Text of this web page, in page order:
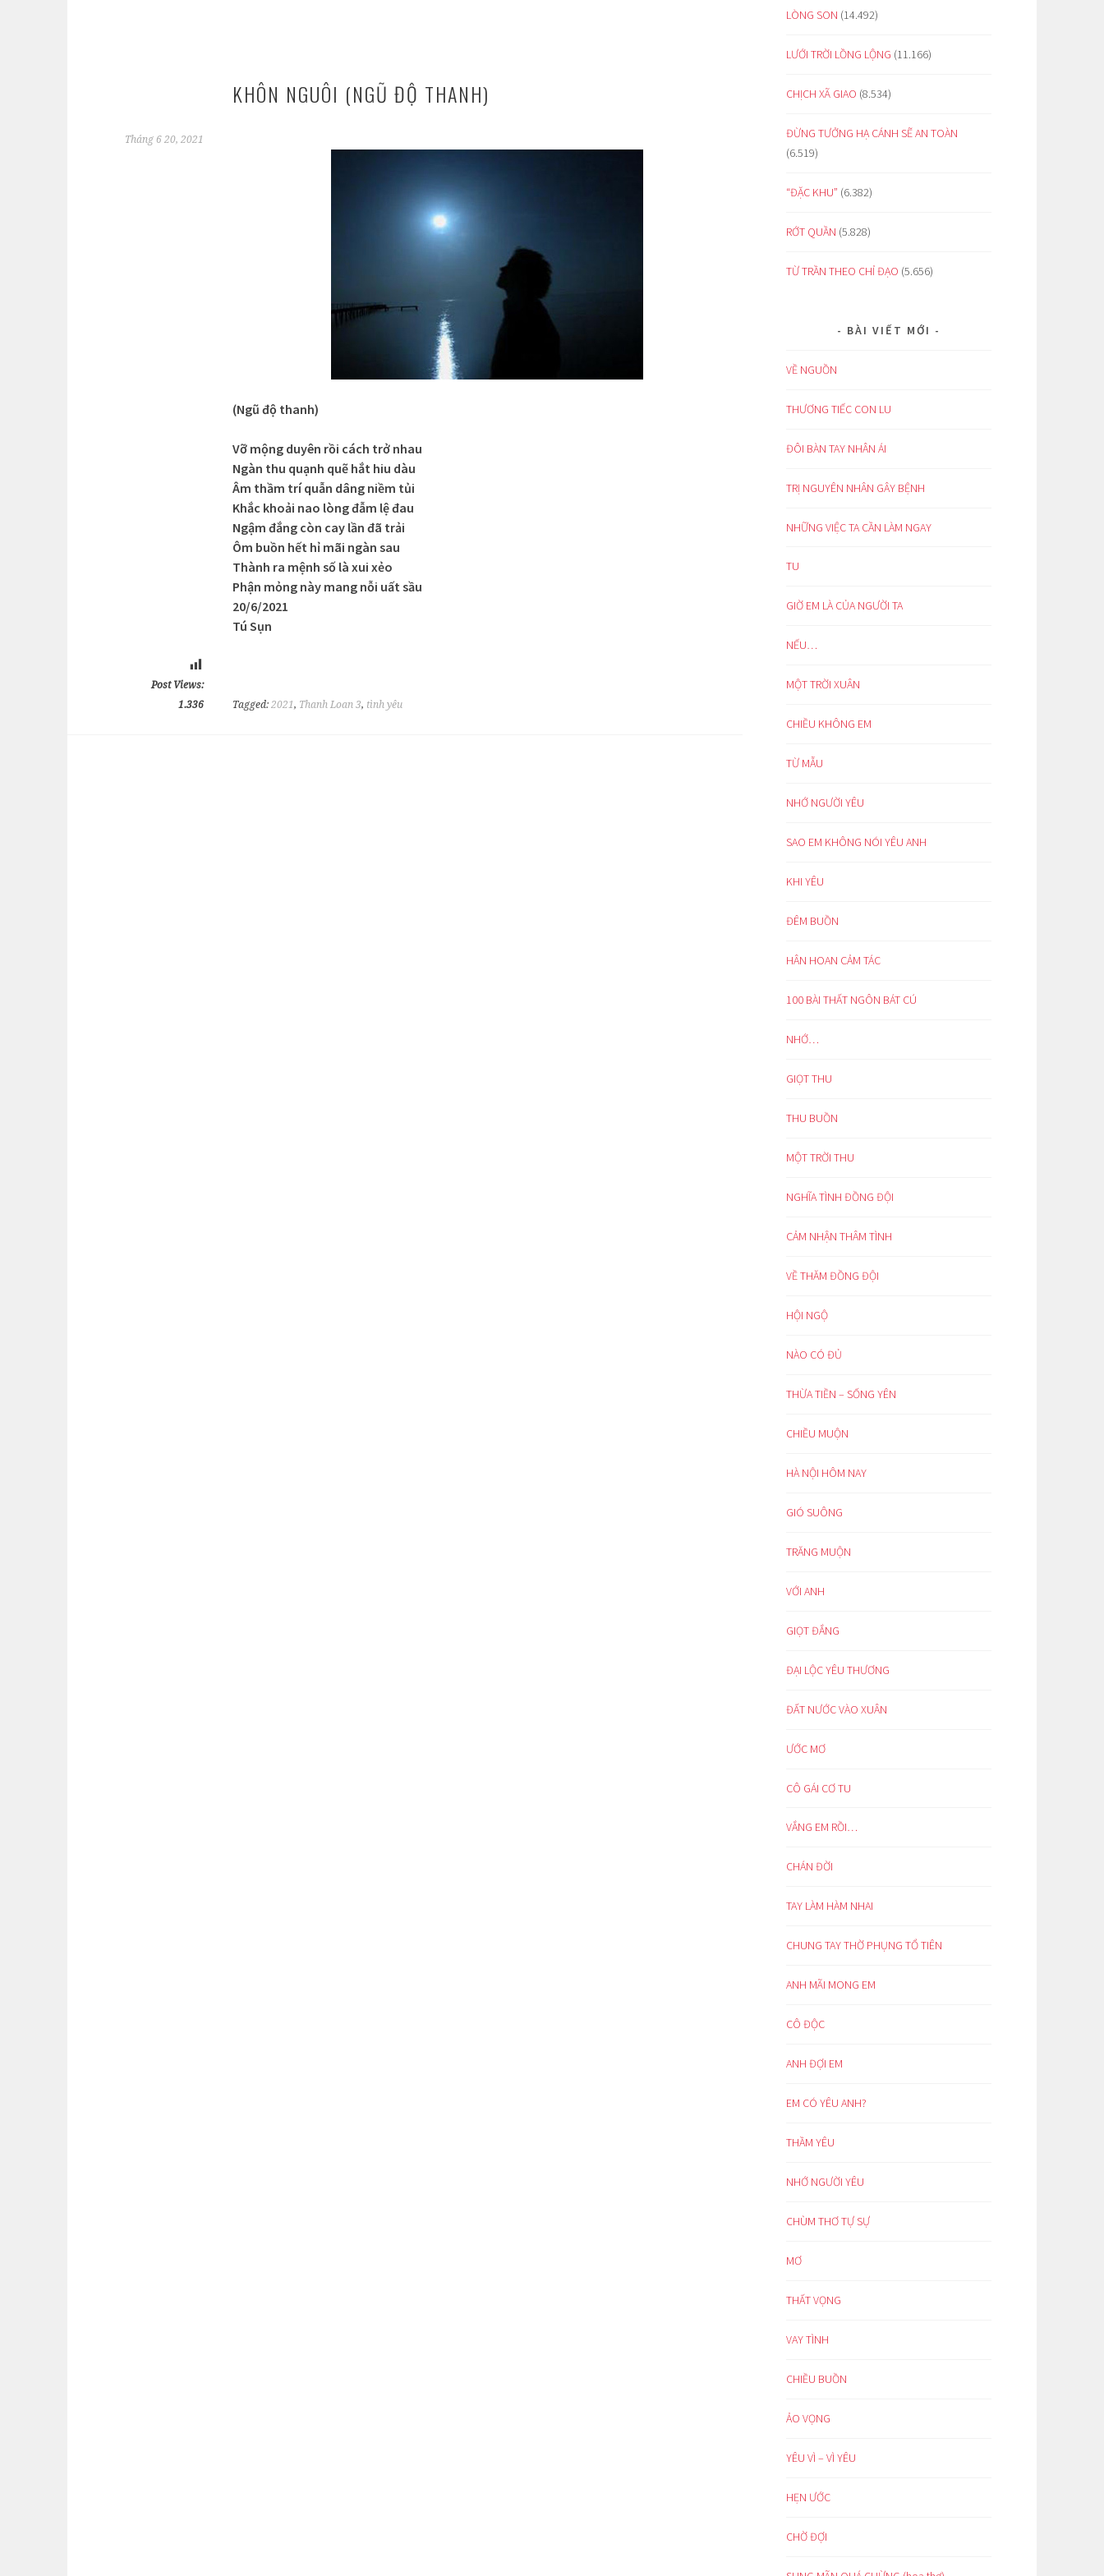
KHÔN NGUÔI (NGŨ ĐỘ THANH)
Tháng 6 20, 2021
(Ngũ độ thanh)
Vỡ mộng duyên rồi cách trở nhau
Ngàn thu quạnh quẽ hắt hiu dàu
Âm thầm trí quẫn dâng niềm tủi
Khắc khoải nao lòng đẫm lệ đau
Ngậm đắng còn cay lần đã trải
Ôm buồn hết hỉ mãi ngàn sau
Thành ra mệnh số là xui xẻo
Phận mỏng này mang nỗi uất sầu
20/6/2021
Tú Sụn
Post Views:
1.336
Tagged: 2021, Thanh Loan 3, tình yêu
LÒNG SON (14.492)
LƯỚI TRỜI LỒNG LỘNG (11.166)
CHỊCH XÃ GIAO (8.534)
ĐỪNG TƯỞNG HẠ CÁNH SẼ AN TOÀN
(6.519)
“ĐẶC KHU” (6.382)
RỚT QUẦN (5.828)
TỪ TRẦN THEO CHỈ ĐẠO (5.656)
BÀI VIẾT MỚI
VỀ NGUỒN
THƯƠNG TIẾC CON LU
ĐÔI BÀN TAY NHÂN ÁI
TRỊ NGUYÊN NHÂN GÂY BỆNH
NHỮNG VIỆC TA CẦN LÀM NGAY
TU
GIỜ EM LÀ CỦA NGƯỜI TA
NẾU…
MỘT TRỜI XUÂN
CHIỀU KHÔNG EM
TỪ MẪU
NHỚ NGƯỜI YÊU
SAO EM KHÔNG NÓI YÊU ANH
KHI YÊU
ĐÊM BUỒN
HÂN HOAN CẢM TÁC
100 BÀI THẤT NGÔN BÁT CÚ
NHỚ…
GIỌT THU
THU BUỒN
MỘT TRỜI THU
NGHĨA TÌNH ĐỒNG ĐỘI
CẢM NHẬN THÂM TÌNH
VỀ THĂM ĐỒNG ĐỘI
HỘI NGỘ
NÀO CÓ ĐỦ
THỪA TIỀN – SỐNG YÊN
CHIỀU MUỘN
HÀ NỘI HÔM NAY
GIÓ SUÔNG
TRĂNG MUỘN
VỚI ANH
GIỌT ĐẮNG
ĐẠI LỘC YÊU THƯƠNG
ĐẤT NƯỚC VÀO XUÂN
ƯỚC MƠ
CÔ GÁI CƠ TU
VẮNG EM RỒI…
CHÁN ĐỜI
TAY LÀM HÀM NHAI
CHUNG TAY THỜ PHỤNG TỔ TIÊN
ANH MÃI MONG EM
CÔ ĐỘC
ANH ĐỢI EM
EM CÓ YÊU ANH?
THẦM YÊU
NHỚ NGƯỜI YÊU
CHÙM THƠ TỰ SỰ
MƠ
THẤT VỌNG
VAY TÌNH
CHIỀU BUỒN
ẢO VỌNG
YÊU VÌ – VÌ YÊU
HẸN ƯỚC
CHỜ ĐỢI